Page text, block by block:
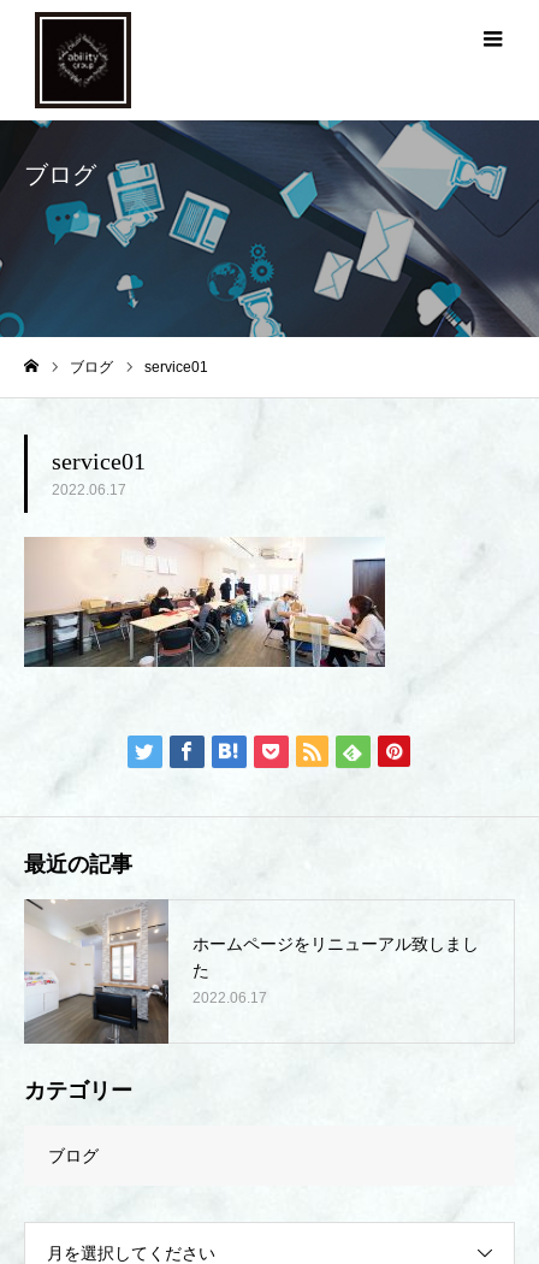
ブログ
ブログ service01
service01
2022.06.17
最近の記事
ホームページをリニューアル致しまし
た
2022.06.17
カテゴリー
ブログ
月を選択してください